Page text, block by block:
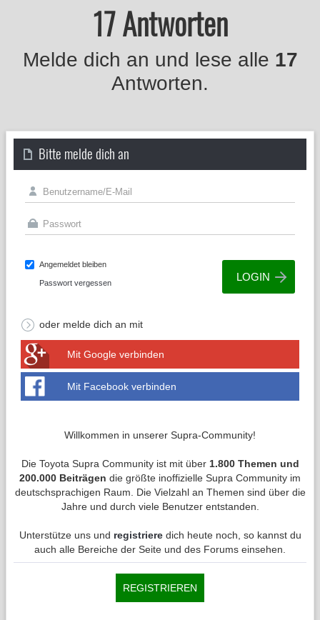
17 Antworten
Melde dich an und lese alle 17
Antworten.
Bitte melde dich an
Angemeldet bleiben
Passwort vergessen
oder melde dich an mit
Mit Google verbinden
Mit Facebook verbinden
Willkommen in unserer Supra-Community!
Die Toyota Supra Community ist mit über 1.800 Themen und
200.000 Beiträgen die größte inoffizielle Supra Community im
deutschsprachigen Raum. Die Vielzahl an Themen sind über die
Jahre und durch viele Benutzer entstanden.
Unterstütze uns und registrieredich heute noch, so kannst du
auch alle Bereiche der Seite und des Forums einsehen.
REGISTRIEREN